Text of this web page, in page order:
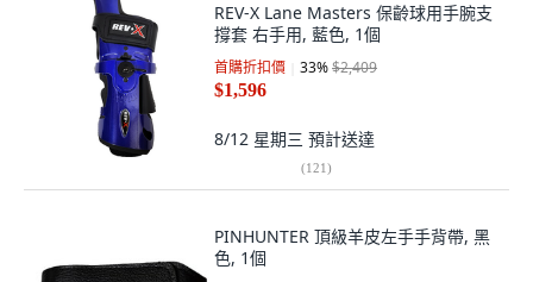
REV-X Lane Masters 保齡球用手腕支
撐套 右手用, 藍色, 1個
首購折扣價 33%$2,409
$1,596
8/12 星期三 預計送達
(121)
PINHUNTER 頂級羊皮左手手背帶, 黑
色, 1個